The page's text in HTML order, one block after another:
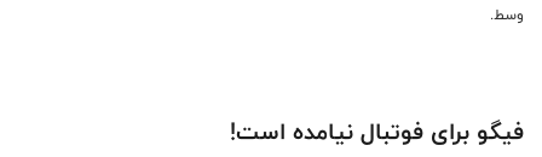
وسط.
فیگو برای فوتبال نیامده است!